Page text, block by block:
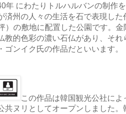
年 にわたりトルハルバンの制作
済州の人々の生活を石で表現し
）の敷地に配置した公園です。
教的色彩の濃い石仏があり、そ
ゴンイク氏の作品だといいます。
この作品は韓国観光公社に
共ヌリとしてオープンしました。